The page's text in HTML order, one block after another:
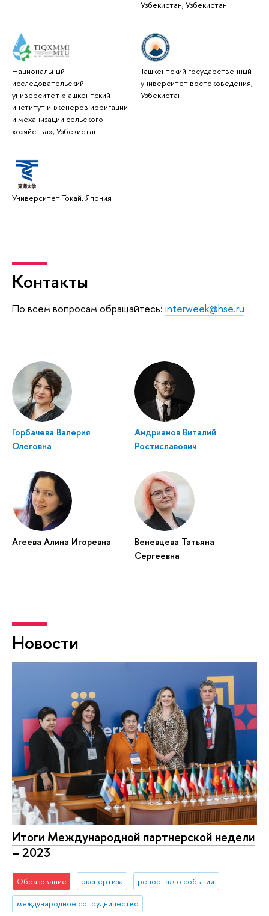
Узбекистан, Узбекистан
Национальный
исследовательский
университет «Ташкентский
институт инженеров ирригации
и механизации сельского
хозяйства», Узбекистан
Ташкентский государственный
университет востоковедения,
Узбекистан
Университет Токай, Япония
Контакты
По всем вопросам обращайтесь: interweek@hse.ru
Горбачева Валерия
Олеговна
Андрианов Виталий
Ростиславович
Агеева Алина Игоревна
Веневцева Татьяна
Сергеевна
Новости
Итоги Международной партнерской недели
– 2023
Образование экспертиза репортаж о событии
международное сотрудничество